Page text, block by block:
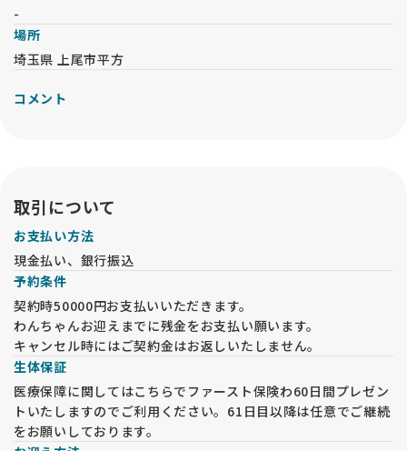
-
場所
埼玉県 上尾市平方
コメント
取引について
お支払い方法
現金払い、銀行振込
予約条件
契約時50000円お支払いいただきます。
わんちゃんお迎えまでに残金をお支払い願います。
キャンセル時にはご契約金はお返しいたしません。
生体保証
医療保障に関してはこちらでファースト保険わ60日間プレゼン
トいたしますのでご利用ください。61日目以降は任意でご継続
をお願いしております。